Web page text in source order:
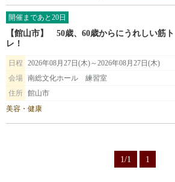
開催まであと20日
【館山市】 50歳、60歳からにうれしい筋ト
レ！
日程
2026年08月27日(木)～2026年08月27日(木)
会場 南総文化ホール 練習室
住所 館山市
美容・健康
1/1 1